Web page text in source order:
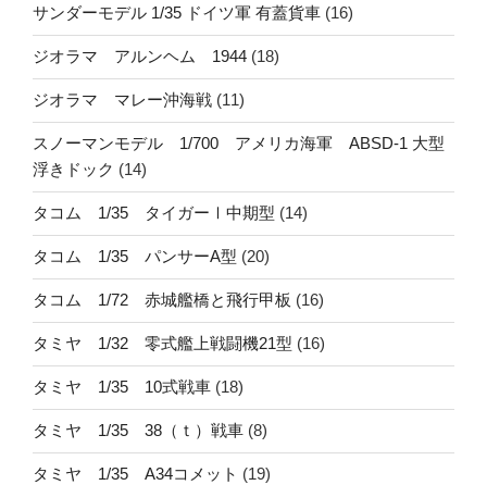
サンダーモデル 1/35 ドイツ軍 有蓋貨車 (16)
ジオラマ アルンヘム 1944 (18)
ジオラマ マレー沖海戦 (11)
スノーマンモデル 1/700 アメリカ海軍 ABSD-1 大型
浮きドック (14)
タコム 1/35 タイガーⅠ中期型 (14)
タコム 1/35 パンサーA型 (20)
タコム 1/72 赤城艦橋と飛行甲板 (16)
タミヤ 1/32 零式艦上戦闘機21型 (16)
タミヤ 1/35 10式戦車 (18)
タミヤ 1/35 38（ｔ）戦車 (8)
タミヤ 1/35 A34コメット (19)